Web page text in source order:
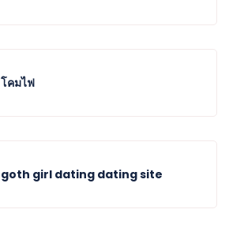
โคมไฟ
goth girl dating dating site